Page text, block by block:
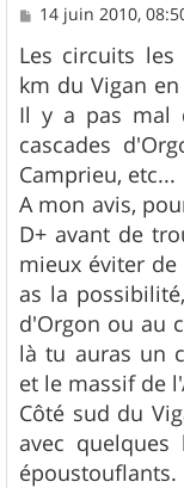
M
s
s
a
g
e
14 juin 2010,
Les circuits
km du Vigan
Il y a pas mal
cascades
Camprieu, etc...
A mon avis,
D+ avant de
mieux éviter
as la
d'Orgon ou au
là tu auras un
et le massif de
Côté sud du
avec quelques
époustouflants.